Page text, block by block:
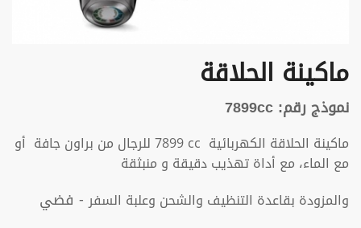
ماكينة الحلاقة
نموذج رقم: 7899cc
ماكينة الحلاقة الكهربائية cc
7899 للرجال من براون جافة أو
مع الماء، مع أداة تهذيب دقيقة و منبثقة
والمزودة بقاعدة التنظيف والشحن وعلبة السفر- فضي